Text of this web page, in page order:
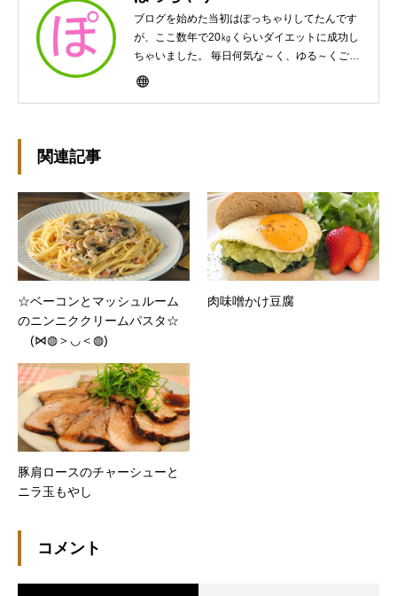
ブログを始めた当初はぽっちゃりしてたんです
が、ここ数年で20㎏くらいダイエットに成功し
ちゃいました。 毎日何気な～く、ゆる～くご飯
作ってますんで、ゆる～い感じで見て頂けたら
関連記事
☆ベーコンとマッシュルーム
のニンニククリームパスタ☆
(⋈◍＞◡＜◍)
肉味噌かけ豆腐
豚肩ロースのチャーシューと
ニラ玉もやし
コメント